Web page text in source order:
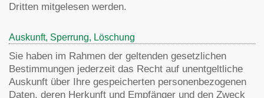
Dritten mitgelesen werden.
Auskunft, Sperrung, Löschung
Sie haben im Rahmen der geltenden gesetzlichen
Bestimmungen jederzeit das Recht auf unentgeltliche
Auskunft über Ihre gespeicherten personenbezogenen
Daten, deren Herkunft und Empfänger und den Zweck